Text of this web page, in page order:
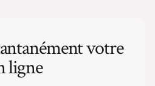
votre
ligne